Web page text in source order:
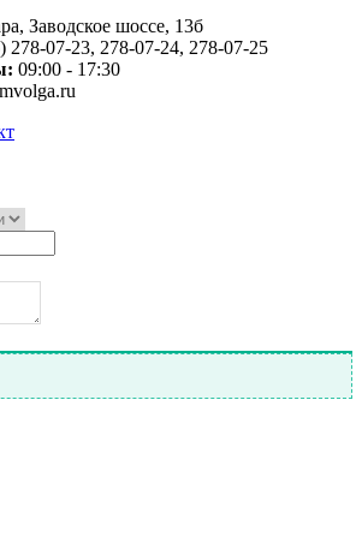
Заводское шоссе, 13б
278-07-23, 278-07-24, 278-07-25
09:00 - 17:30